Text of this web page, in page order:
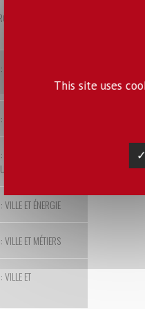
ET
DE
ET ÉNERGIE
ET MÉTIERS
VILLE ET
This site uses